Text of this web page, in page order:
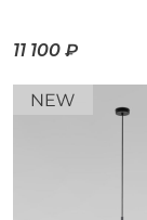
11 100 ₽